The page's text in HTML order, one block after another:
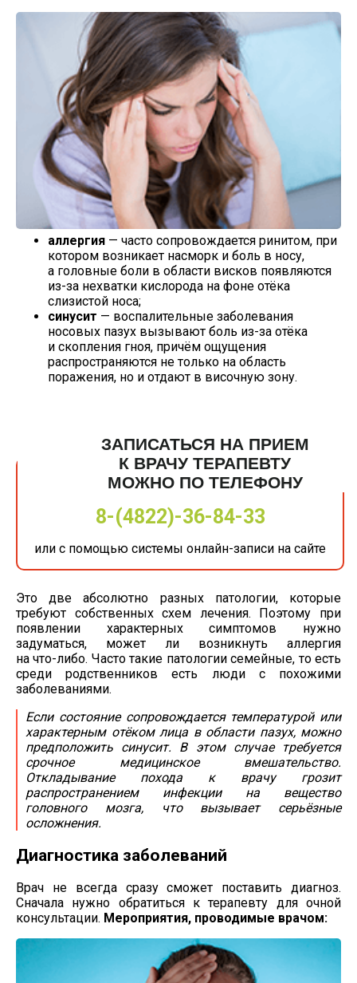
аллергия — часто сопровождается ринитом, при
котором возникает насморк и боль в носу,
а головные боли в области висков появляются
из-за нехватки кислорода на фоне отёка
слизистой носа;
синусит — воспалительные заболевания
носовых пазух вызывают боль из-за отёка
и скопления гноя, причём ощущения
распространяются не только на область
поражения, но и отдают в височную зону.
ЗАПИСАТЬСЯ НА ПРИЕМ
К ВРАЧУ ТЕРАПЕВТУ
МОЖНО ПО ТЕЛЕФОНУ
8-(4822)-36-84-33
или с помощью системы онлайн-записи на сайте
Это две абсолютно разных патологии, которые
требуют собственных схем лечения. Поэтому при
появлении характерных симптомов нужно
задуматься, может ли возникнуть аллергия
начто-либо. Часто такие патологии семейные, то есть
среди родственников есть люди с похожими
заболеваниями.
Если состояние сопровождается температурой или
характерным отёком лица в области пазух, можно
предположить синусит. В этом случае требуется
срочное медицинское вмешательство.
Откладывание похода к врачу грозит
распространением инфекции на вещество
головного мозга, что вызывает серьёзные
осложнения.
Диагностика заболеваний
Врач не всегда сразу сможет поставить диагноз.
Сначала нужно обратиться к терапевту для очной
консультации. Мероприятия, проводимые врачом: